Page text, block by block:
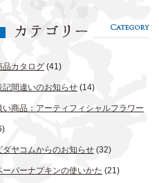
品カタログ(41)
記間違いのお知らせ (14)
い商品：アーティフィシャルフラワー
ダヤコムからのお知らせ (32)
ーパーナプキンの使いかた (21)